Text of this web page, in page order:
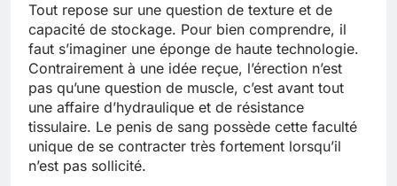
Tout repose sur une question de texture et de
capacité de stockage. Pour bien comprendre, il
faut s’imaginer une éponge de haute technologie.
Contrairement à une idée reçue, l’érection n’est
pas qu’une question de muscle, c’est avant tout
une affaire d’hydraulique et de résistance
tissulaire. Le penis de sang possède cette faculté
unique de se contracter très fortement lorsqu’il
n’est pas sollicité.